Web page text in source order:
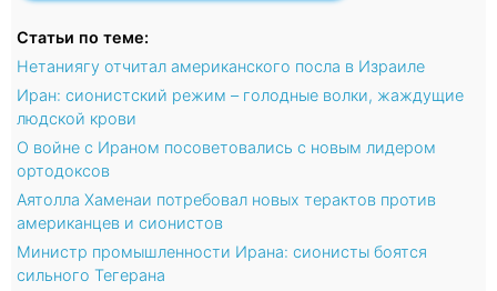
Статьи по теме:
Нетаниягу отчитал американского посла в Израиле
Иран: сионистский режим – голодные волки, жаждущие
людской крови
О войне с Ираном посоветовались с новым лидером
ортодоксов
Аятолла Хаменаи потребовал новых терактов против
американцев и сионистов
Министр промышленности Ирана: сионисты боятся
сильного Тегерана